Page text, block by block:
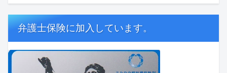
弁護士保険に加入しています。